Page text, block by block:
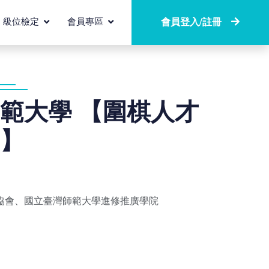
級位檢定 會員專區 會員登入/註冊
大學 【圍棋人才
、國立臺灣師範大學進修推廣學院